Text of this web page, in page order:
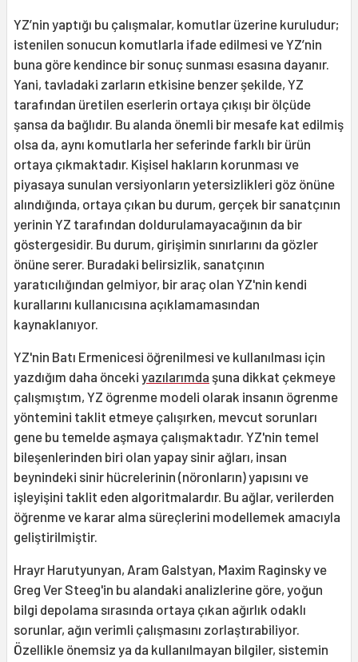
YZ’nin yaptığı bu çalışmalar, komutlar üzerine kuruludur;
istenilen sonucun komutlarla ifade edilmesi ve YZ’nin
buna göre kendince bir sonuç sunması esasına dayanır.
Yani, tavladaki zarların etkisine benzer şekilde, YZ
tarafından üretilen eserlerin ortaya çıkışı bir ölçüde
şansa da bağlıdır. Bu alanda önemli bir mesafe kat edilmiş
olsa da, aynı komutlarla her seferinde farklı bir ürün
ortaya çıkmaktadır. Kişisel hakların korunması ve
piyasaya sunulan versiyonların yetersizlikleri göz önüne
alındığında, ortaya çıkan bu durum, gerçek bir sanatçının
yerinin YZ tarafından doldurulamayacağının da bir
göstergesidir. Bu durum, girişimin sınırlarını da gözler
önüne serer. Buradaki belirsizlik, sanatçının
yaratıcılığından gelmiyor, bir araç olan YZ'nin kendi
kurallarını kullanıcısına açıklamamasından
kaynaklanıyor.
YZ'nin Batı Ermenicesi öğrenilmesi ve kullanılması için
yazdığım daha önceki yazılarımda şuna dikkat çekmeye
çalışmıştım, YZ ögrenme modeli olarak insanın ögrenme
yöntemini taklit etmeye çalışırken, mevcut sorunları
gene bu temelde aşmaya çalışmaktadır. YZ'nin temel
bileşenlerinden biri olan yapay sinir ağları, insan
beynindeki sinir hücrelerinin (nöronların) yapısını ve
işleyişini taklit eden algoritmalardır. Bu ağlar, verilerden
öğrenme ve karar alma süreçlerini modellemek amacıyla
geliştirilmiştir.
Hrayr Harutyunyan, Aram Galstyan, Maxim Raginsky ve
Greg Ver Steeg'in bu alandaki analizlerine göre, yoğun
bilgi depolama sırasında ortaya çıkan ağırlık odaklı
sorunlar, ağın verimli çalışmasını zorlaştırabiliyor.
Özellikle önemsiz ya da kullanılmayan bilgiler, sistemin